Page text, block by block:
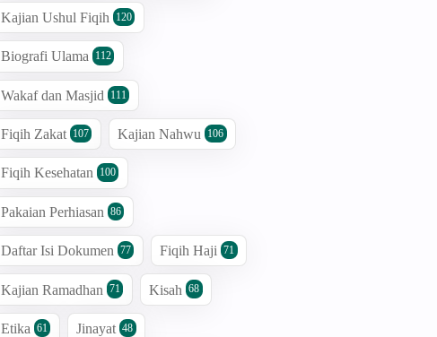
Kajian Ushul Fiqih 120
Biografi Ulama 112
Wakaf dan Masjid 111
Fiqih Zakat 107 Kajian Nahwu 106
Fiqih Kesehatan 100
Pakaian Perhiasan 86
Daftar Isi Dokumen 77 Fiqih Haji 71
Kajian Ramadhan 71 Kisah 68
Etika 61 Jinayat 48